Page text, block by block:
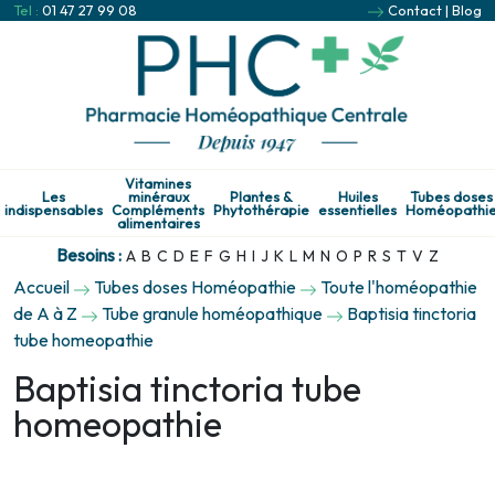
Tel : 01 47 27 99 08 Contact| Blog
Les
indispensables
Vitamines
minéraux
Compléments
alimentaires
Plantes &
Phytothérapie
Huiles
essentielles
Tubes doses
Besoins : A B C D E F G H I J K L M N O P R S T V Z
Accueil Tubes doses Homéopathie
Toute l'homéopathie
de A à Z
Tube granule homéopathique
Baptisia tinctoria
tube homeopathie
Baptisia tinctoria tube
homeopathie